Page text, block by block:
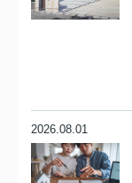
2026.08.01